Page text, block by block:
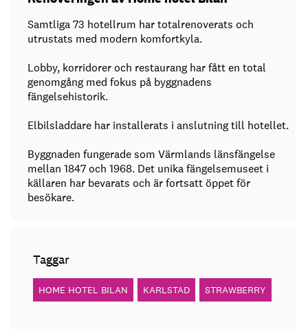
Samtliga 73 hotellrum har totalrenoverats och
utrustats med modern komfortkyla.
Lobby, korridorer och restaurang har fått en total
genomgång med fokus på byggnadens
fängelsehistorik.
Elbilsladdare har installerats i anslutning till hotellet.
Byggnaden fungerade som Värmlands länsfängelse
mellan 1847 och 1968. Det unika fängelsemuseet i
källaren har bevarats och är fortsatt öppet för
besökare.
Taggar
HOME HOTEL BILAN KARLSTAD STRAWBERRY